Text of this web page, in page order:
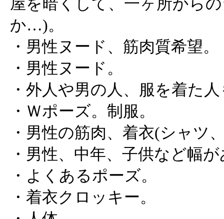
屋を暗くして、一ヶ所から
か…)。
・男性ヌード、筋肉質希望。
・男性ヌード。
・外人や男の人、服を着た
・Ｗポーズ。制服。
・男性の筋肉、着衣(シャツ
・男性、中年、子供など幅
・よくあるポーズ。
・着衣クロッキー。